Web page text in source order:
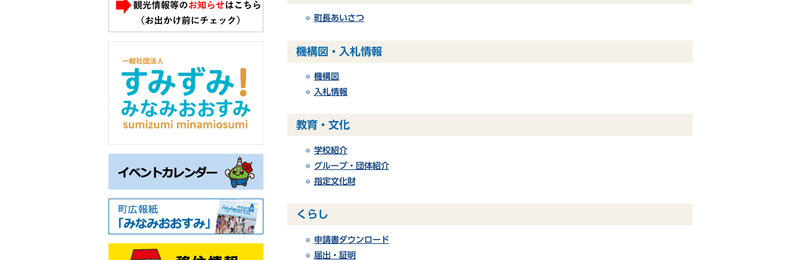
町長あいさつ
機構図・入札情報
機構図
入札情報
教育・文化
学校紹介
グループ・団体紹介
指定文化財
くらし
申請書ダウンロード
届出・証明